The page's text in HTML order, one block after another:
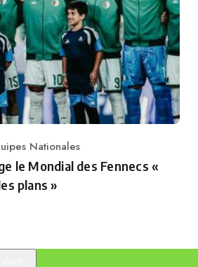
Nationales
le Mondial des Fennecs «
plans »